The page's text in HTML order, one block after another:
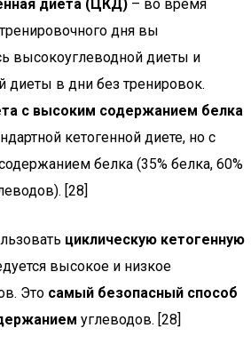
диета (ЦКД) – во время
дня вы
высокоуглеводной диеты и
диеты в дни без тренировок.
с высоким содержанием белка
кетогенной диете, но с
белка (35% белка, 60%
[28]
циклическую кетогенную
высокое и низкое
Это самый безопасный способ
углеводов. [28]